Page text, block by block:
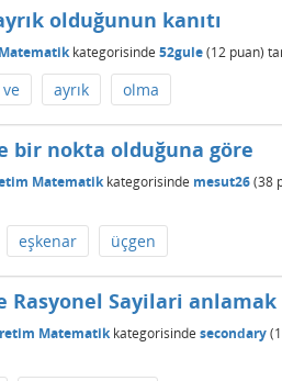
olduğunun kanıtı
kategorisinde 52gule(12 puan)
ve ayrık olma
bir nokta olduğuna göre
Matematikkategorisinde mesut26(38
eşkenar üçgen
Rasyonel Sayilari anlamak
Matematikkategorisinde secondary(